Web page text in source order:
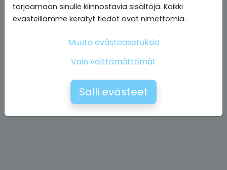
tarjoamaan sinulle kiinnostavia sisältöjä. Kaikki
evästeillämme kerätyt tiedot ovat nimettömiä.
Muuta evästeasetuksia
Vain välttämättömät
Salli evästeet